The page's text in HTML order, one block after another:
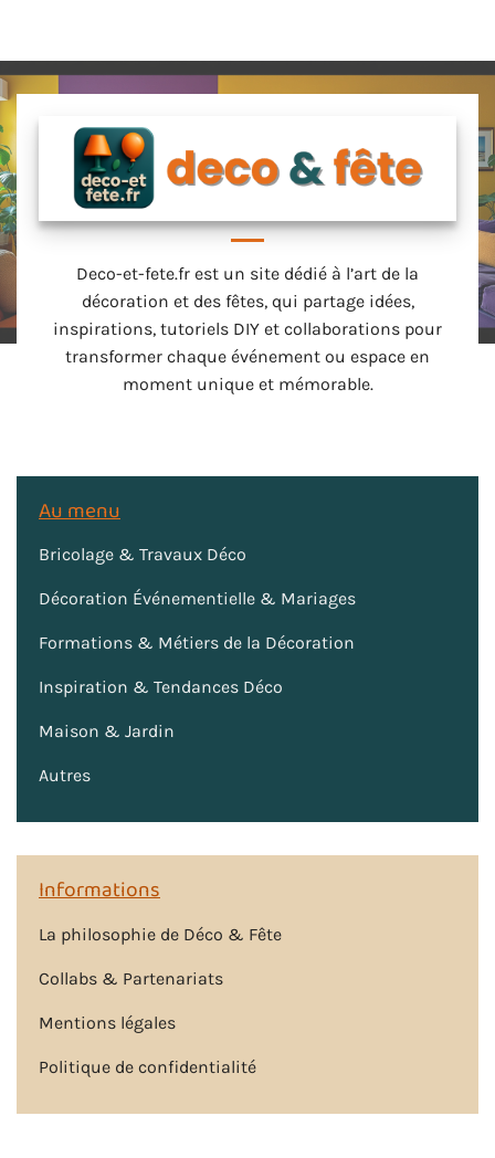
Deco-et-fete.fr est un site dédié à l’art de la
décoration et des fêtes, qui partage idées,
inspirations, tutoriels DIY et collaborations pour
transformer chaque événement ou espace en
moment unique et mémorable.
Au menu
Bricolage & Travaux Déco
Décoration Événementielle & Mariages
Formations & Métiers de la Décoration
Inspiration & Tendances Déco
Maison & Jardin
Autres
Informations
La philosophie de Déco & Fête
Collabs & Partenariats
Mentions légales
Politique de confidentialité